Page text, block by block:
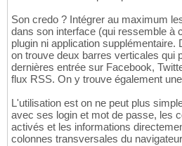
Son credo ? Intégrer au maximum
dans son interface (qui ressemble à
plugin ni application supplémentaire.
on trouve deux barres verticales qui
dernières entrée sur Facebook,
flux RSS. On y trouve également
L'utilisation est on ne peut plus
avec ses login et mot de passe, les
activés et les informations
colonnes transversales du